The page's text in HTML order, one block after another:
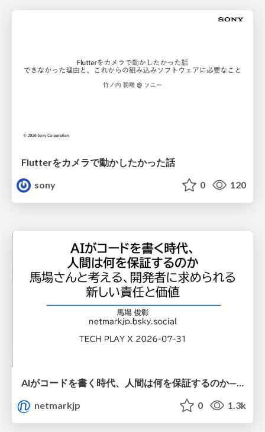
Flutterをカメラで動かしたかった話
sony
0 120
AIがコードを書く時代、人間は何を保証するのか———馬場さんと考える、開発者に求められる新しい責任と価値 - TECH PLAY
netmarkjp
0 1.3k